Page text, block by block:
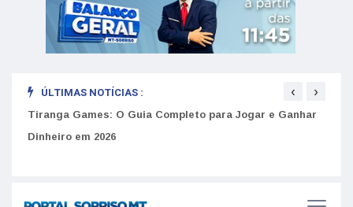
ÚLTIMAS NOTÍCIAS :
Tiranga Games: O Guia Completo para Jogar e Ganhar
Dinheiro em 2026
‹ ›